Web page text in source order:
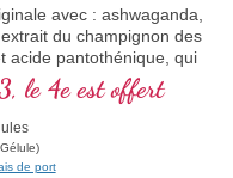
avec : ashwaganda,
du champignon des
acide pantothénique, qui
la performance
E aide à protéger les
oxydatif.
le 4e est offert
de port